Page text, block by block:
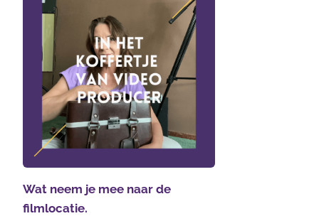
Wat neem je mee naar de
filmlocatie.